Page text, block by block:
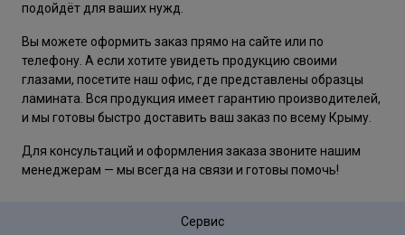
подойдёт для ваших нужд.
Вы можете оформить заказ прямо на сайте или по
телефону. А если хотите увидеть продукцию своими
глазами, посетите наш офис, где представлены образцы
ламината. Вся продукция имеет гарантию производителей,
и мы готовы быстро доставить ваш заказ по всему Крыму.
Для консультаций и оформления заказа звоните нашим
менеджерам — мы всегда на связи и готовы помочь!
Сервис